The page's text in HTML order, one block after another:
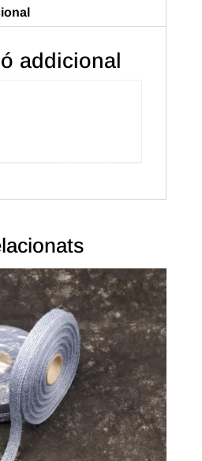
addicional